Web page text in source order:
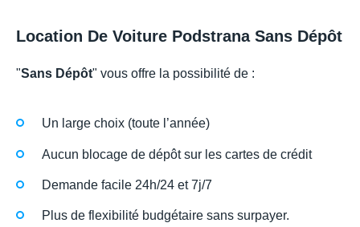
Location De Voiture Podstrana Sans Dépôt
"Sans Dépôt" vous offre la possibilité de :
Un large choix (toute l’année)
Aucun blocage de dépôt sur les cartes de crédit
Demande facile 24h/24 et 7j/7
Plus de flexibilité budgétaire sans surpayer.